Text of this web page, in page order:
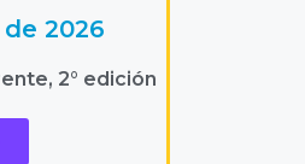
2026
2° edición